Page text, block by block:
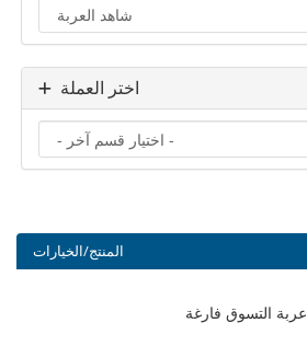
اختر العملة
المنتج/الخيارات
عربة التسوق فارغة